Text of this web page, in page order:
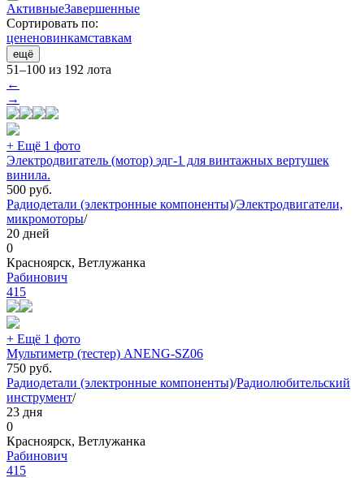
АктивныеЗавершенные
Сортировать по:
цененовинкамставкам
ещё
51–100 из 192 лота
←
→
+ Ещё 1 фото
Электродвигатель (мотор) эдг-1 для винтажных вертушек
винила.
500 руб.
Радиодетали (электронные компоненты)/Электродвигатели,
микромоторы/
20 дней
0
Красноярск, Ветлужанка
Рабинович
415
+ Ещё 1 фото
Мультиметр (тестер) ANENG-SZ06
750 руб.
Радиодетали (электронные компоненты)/Радиолюбительский
инструмент/
23 дня
0
Красноярск, Ветлужанка
Рабинович
415